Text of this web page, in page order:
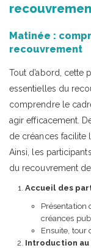
Matinée :
recouvrement
Tout d’abord, cette
essentielles du
comprendre le
agir efficacement.
de créances facilite
Ainsi, les
du recouvrement
Accueil des
Présentation
créances
Ensuite, tour
Introduction